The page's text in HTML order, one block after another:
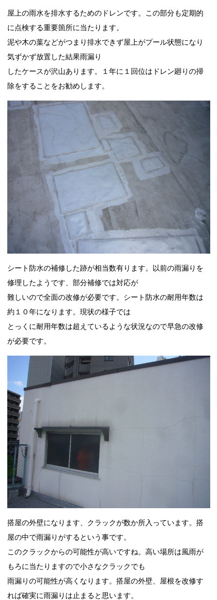
屋上の雨水を排水するためのドレンです。この部分も定期的
に点検する重要箇所に当たります。
泥や木の葉などがつまり排水できず屋上がプール状態になり
気ずかず放置した結果雨漏り
したケースが沢山あります。１年に１回位はドレン廻りの掃
除をすることをお勧めします。
シート防水の補修した跡が相当数有ります。以前の雨漏りを
修理したようです、部分補修では対応が
難しいので全面の改修が必要です。シート防水の耐用年数は
約１０年になります。現状の様子では
とっくに耐用年数は超えているような状況なので早急の改修
が必要です。
搭屋の外壁になります、クラックが数か所入っています。搭
屋の中で雨漏りがするという事です。
このクラックからの可能性が高いですね。高い場所は風雨が
もろに当たりますので小さなクラックでも
雨漏りの可能性が高くなります。搭屋の外壁、屋根を改修す
れば確実に雨漏りは止まると思います。